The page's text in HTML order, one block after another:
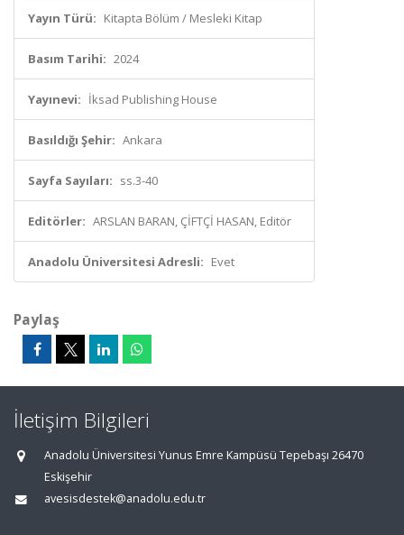
Yayın Türü: Kitapta Bölüm / Mesleki Kitap
Basım Tarihi: 2024
Yayınevi: İksad Publishing House
Basıldığı Şehir: Ankara
Sayfa Sayıları: ss.3-40
Editörler: ARSLAN BARAN, ÇİFTÇİ HASAN, Editör
Anadolu Üniversitesi Adresli: Evet
Paylaş
İletişim Bilgileri
Anadolu Üniversitesi Yunus Emre Kampüsü Tepebaşı 26470
Eskişehir
avesisdestek@anadolu.edu.tr